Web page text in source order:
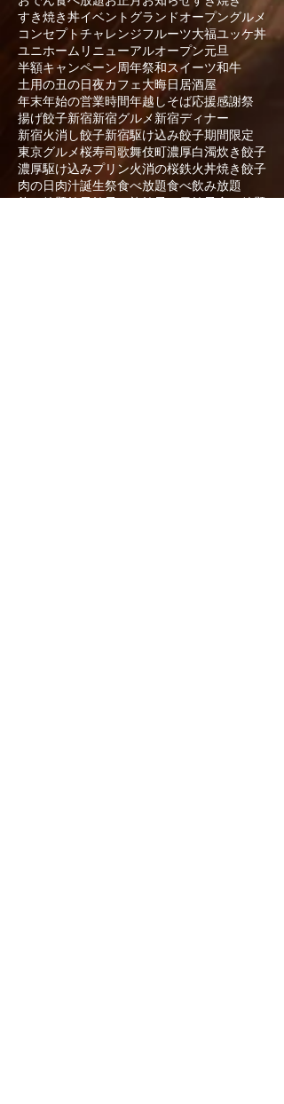
すき焼き丼イベント グランドオープングルメ
コンセプトチャレンジフルーツ大福ユッケ丼
ユニホーム リニューアルオープン元旦
半額キャンペーン周年祭和スイーツ和牛
土用の丑の日夜カフェ大晦日居酒屋
年末年始の営業時間年越しそば応援感謝祭
揚げ餃子新宿新宿グルメ新宿ディナー
新宿火消し餃子新宿駆け込み餃子期間限定
東京グルメ桜寿司歌舞伎町濃厚白濁炊き餃子
濃厚駆け込みプリン火消の桜鉄火丼焼き餃子
肉の日肉汁誕生祭食べ放題食べ飲み放題
飲み放題餃子餃子の旅餃子の日餃子食べ放題